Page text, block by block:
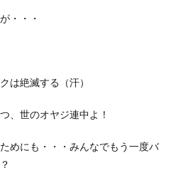
・・・
は絶滅する（汗）
、世のオヤジ連中よ！
めにも・・・みんなでもう一度バ